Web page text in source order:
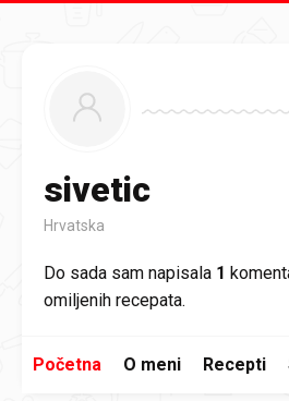
sivetic
Hrvatska
Do sada sam napisala 1
omiljenih recepata.
Početna O meni Recepti